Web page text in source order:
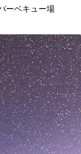
ーベキュー場